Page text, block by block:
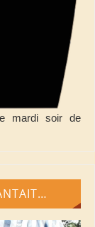
mardi soir de